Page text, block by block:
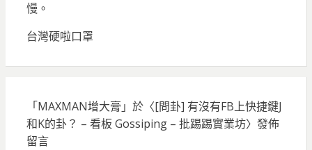
慢。
台灣硬啦口罩
「MAXMAN增大膏 」於〈[問卦] 有沒有FB上快捷鍵J
和K的卦？ – 看板 Gossiping – 批踢踢實業坊〉發佈
留言